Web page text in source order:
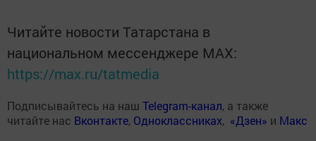
Читайте новости Татарстана в
национальном мессенджере MАХ:
https://max.ru/tatmedia
Подписывайтесь на наш Telegram-канал, а также
читайте нас Вконтакте, Одноклассниках, «Дзен» и Макс